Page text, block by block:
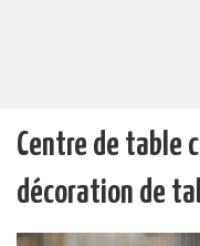
Centre de table
décoration de